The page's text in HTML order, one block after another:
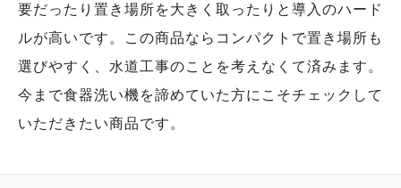
要だったり置き場所を大きく取ったりと導入のハード
ルが高いです。この商品ならコンパクトで置き場所も
選びやすく、水道工事のことを考えなくて済みます。
今まで食器洗い機を諦めていた方にこそチェックして
いただきたい商品です。